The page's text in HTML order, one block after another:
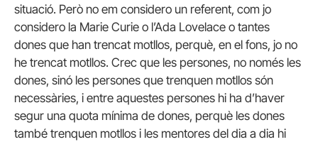
situació. Però no em considero un referent, com jo
considero la Marie Curie o l’Ada Lovelace o tantes
dones que han trencat motllos, perquè, en el fons, jo no
he trencat motllos. Crec que les persones, no només les
dones, sinó les persones que trenquen motllos són
necessàries, i entre aquestes persones hi ha d’haver
segur una quota mínima de dones, perquè les dones
també trenquen motllos i les mentores del dia a dia hi